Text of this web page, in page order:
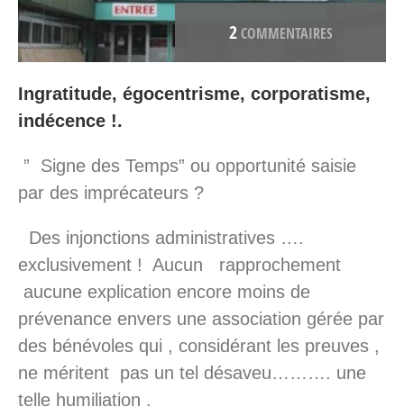
2COMMENTAIRES
Ingratitude, égocentrisme, corporatisme,
indécence !.
” Signe des Temps” ou opportunité saisie
par des imprécateurs ?
Des injonctions administratives ….
exclusivement ! Aucun rapprochement
aucune explication encore moins de
prévenance envers une association gérée par
des bénévoles qui , considérant les preuves ,
ne méritent pas un tel désaveu………. une
telle humiliation .